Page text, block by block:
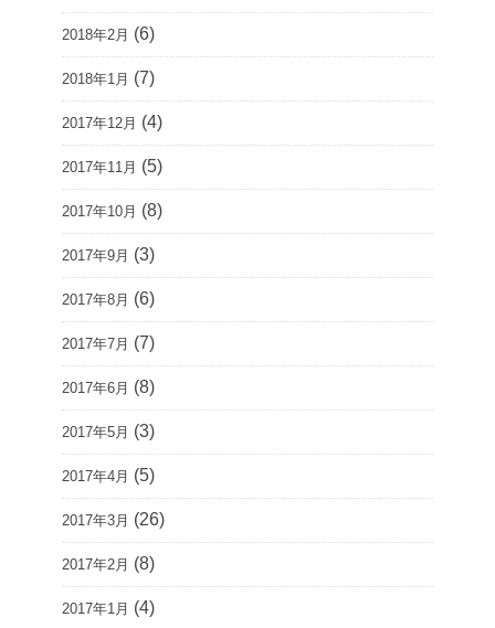
2018年2月 (6)
2018年1月 (7)
2017年12月 (4)
2017年11月 (5)
2017年10月 (8)
2017年9月 (3)
2017年8月 (6)
2017年7月 (7)
2017年6月 (8)
2017年5月 (3)
2017年4月 (5)
2017年3月 (26)
2017年2月 (8)
2017年1月 (4)